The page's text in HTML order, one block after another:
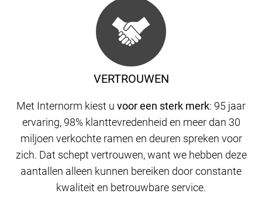
VERTROUWEN
Met Internorm kiest u voor een sterk merk: 95 jaar
ervaring, 98% klanttevredenheid en meer dan 30
miljoen verkochte ramen en deuren spreken voor
zich. Dat schept vertrouwen, want we hebben deze
aantallen alleen kunnen bereiken door constante
kwaliteit en betrouwbare service.